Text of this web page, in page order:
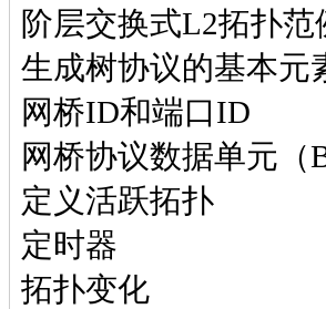
阶层交换式L2拓扑范
生成树协议的基本元
网桥ID和端口ID
网桥协议数据单元（
定义活跃拓扑
定时器
拓扑变化